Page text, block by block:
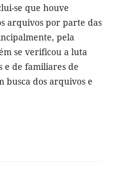
se que houve
arquivos por parte das
pela
se verificou a luta
e de familiares de
busca dos arquivos e